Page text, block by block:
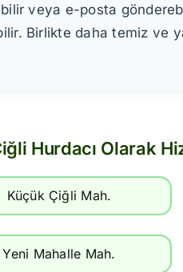
veya e-posta
Birlikte daha temiz ve
Hurdacı Olarak
Küçük Çiğli Mah.
Yeni Mahalle Mah.